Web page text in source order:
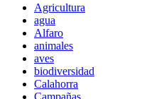
Agricultura
agua
Alfaro
animales
aves
biodiversidad
Calahorra
Campañas